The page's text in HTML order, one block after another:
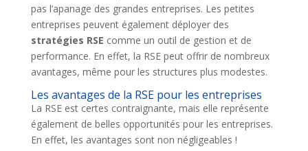
pas l’apanage des grandes entreprises. Les petites
entreprises peuvent également déployer des
stratégies RSE comme un outil de gestion et de
performance. En effet, la RSE peut offrir de nombreux
avantages, même pour les structures plus modestes.
Les avantages de la RSE pour les entreprises
La RSE est certes contraignante, mais elle représente
également de belles opportunités pour les entreprises.
En effet, les avantages sont non négligeables !